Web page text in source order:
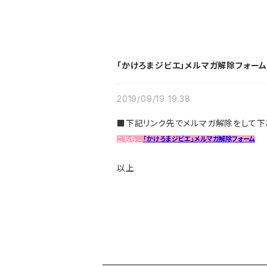
「かけろまジビエ」メルマガ解除フォーム
2019/09/19 19:38
■下記リンク先でメルマガ解除をして下
こちら→ 「かけろまジビエ」メルマガ解除フォーム
以上